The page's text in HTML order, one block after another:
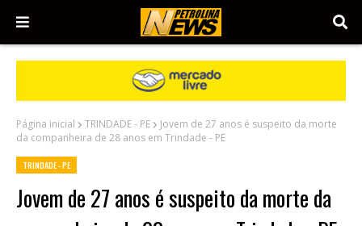
Página inicial TRINDADE - PE
Jovem de 27 anos é suspeito da morte
da companheira de 28 anos em Trindade - PE
TRINDADE - PE
Jovem de 27 anos é suspeito da morte da